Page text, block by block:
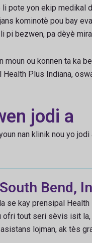
pote yon ekip medikal
kominotè pou bay
pi bezwen, pa dèyè
moun ou konnen ta ka
Plus Indiana,
jodi a
nan klinik nou yo
South Bend,
se kay prensipal
ofri tout seri sèvis isit
lojman, ak tès